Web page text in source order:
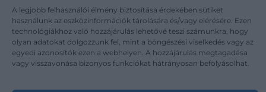
A legjobb felhasználói élmény biztosítása érdekében sütiket
használunk az eszközinformációk tárolására és/vagy elérésére. Ezen
technológiákhoz való hozzájárulás lehetővé teszi számunkra, hogy
olyan adatokat dolgozzunk fel, mint a böngészési viselkedés vagy az
egyedi azonosítók ezen a webhelyen. A hozzájárulás megtagadása
vagy visszavonása bizonyos funkciókat hátrányosan befolyásolhat.
Karrier
Kapcsolat
Adatvédelem
Impresszum
Kövesse a műtárgy.com-ot